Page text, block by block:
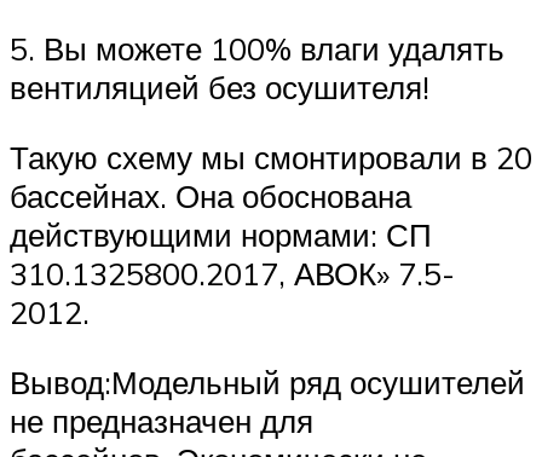
5. Вы можете 100% влаги удалять
вентиляцией без осушителя!
Такую схему мы смонтировали в 20
бассейнах. Она обоснована
действующими нормами: СП
310.1325800.2017, АВОК» 7.5-
2012.
Вывод:Модельный ряд осушителей
не предназначен для